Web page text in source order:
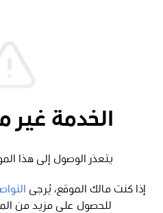
الخدمة غير
يتعذر الوصول إلى هذا
إذا كنت مالك الموقع، يُرجى
للحصول على مزيد من